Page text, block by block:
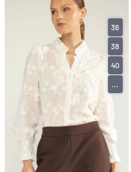
36
38
40
...